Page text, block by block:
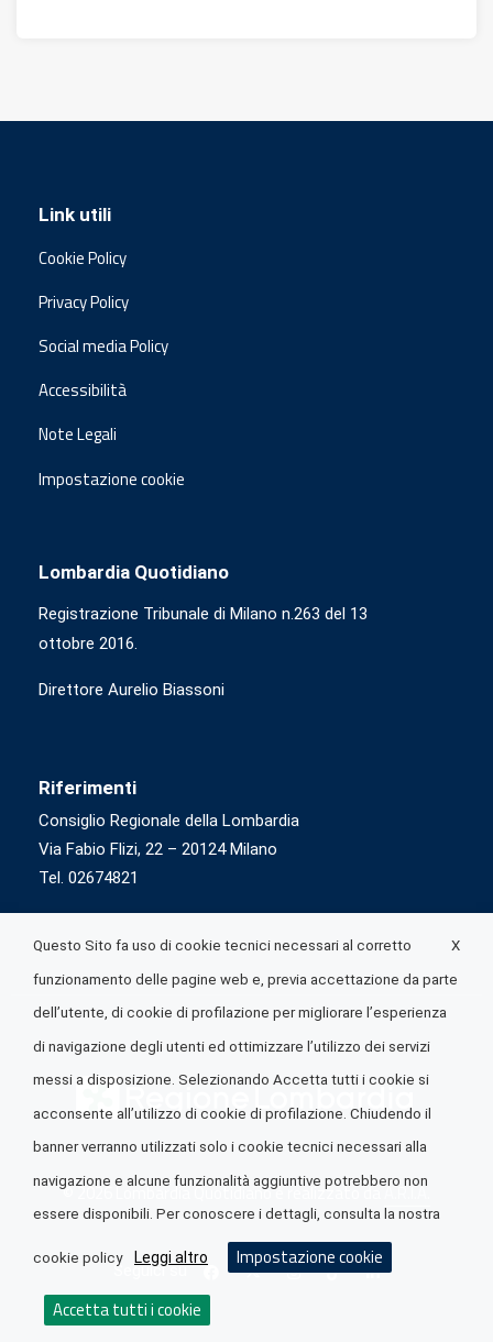
Link utili
Cookie Policy
Privacy Policy
Social media Policy
Accessibilità
Note Legali
Impostazione cookie
Lombardia Quotidiano
Registrazione Tribunale di Milano n.263 del 13
ottobre 2016.
Direttore Aurelio Biassoni
Riferimenti
Consiglio Regionale della Lombardia
Via Fabio Flizi, 22 – 20124 Milano
Tel. 02674821
© 2026 Lombardia Quotidiano è realizzato daA.R.I.A.
Seguici su
X
Questo Sito fa uso di cookie tecnici necessari al corretto
funzionamento delle pagine web e, previa accettazione da parte
dell’utente, di cookie di profilazione per migliorare l’esperienza
di navigazione degli utenti ed ottimizzare l’utilizzo dei servizi
messi a disposizione. Selezionando Accetta tutti i cookie si
acconsente all’utilizzo di cookie di profilazione. Chiudendo il
banner verranno utilizzati solo i cookie tecnici necessari alla
navigazione e alcune funzionalità aggiuntive potrebbero non
essere disponibili. Per conoscere i dettagli, consulta la nostra
cookie policy Leggi altro Impostazione cookie
Accetta tutti i cookie